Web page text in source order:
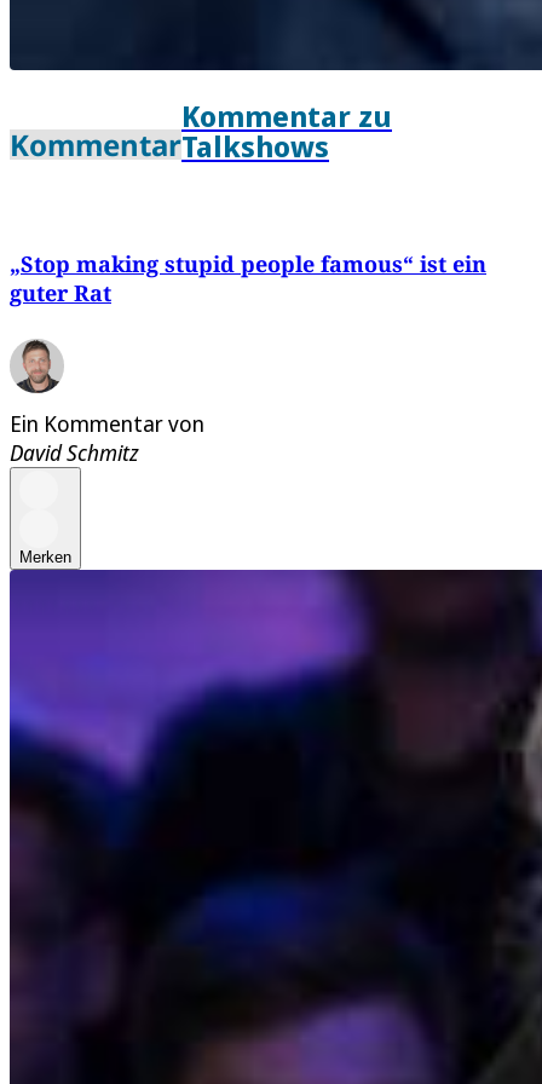
Kommentar
Kommentar zu
Talkshows
„Stop making stupid people famous“ ist ein
guter Rat
Ein Kommentar von
David Schmitz
Merken